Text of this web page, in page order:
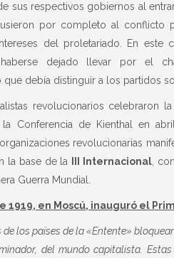
sus respectivos gobiernos al
por completo al conflicto
del proletariado. En este
dejado llevar por el
que debía distinguir a los partidos
revolucionarios celebraron
Conferencia de Kienthal en
revolucionarias
la base de la
III Internacional ,
Guerra Mundial.
1919, en Moscú, inauguró el
los países de la «Entente»
del mundo capitalista.